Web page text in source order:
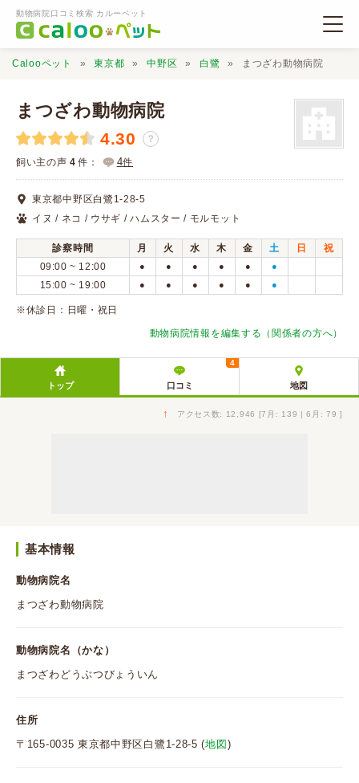
動物病院口コミ検索 カルーペット
動物病院検索
口コミ検索
Calooペットとは？
口コミ投稿
Calooペット 東京都 中野区 白鷺 まつざわ動物病院
まつざわ動物病院
4.30 ？
飼い主の声 4 件： 4件
東京都中野区白鷺1-28-5
イヌ / ネコ / ウサギ / ハムスター / モルモット
診察時間 月 火 水 木 金 土 日
祝
09:00 ~ 12:00
● ● ● ● ● ●
15:00 ~ 19:00 ● ● ● ● ● ●
※休診日：日曜・祝日
動物病院情報を編集する（関係者の方へ）
トップ 口コミ
4
地図
↑ アクセス数: 12,946 [7月: 139 | 6月: 79 ]
基本情報
動物病院名
まつざわ動物病院
動物病院名（かな）
まつざわどうぶつびょういん
住所
〒165-0035 東京都中野区白鷺1-28-5 (地図 )